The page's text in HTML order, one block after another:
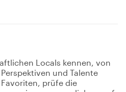
Locals kennen, von
und Talente
prüfe die